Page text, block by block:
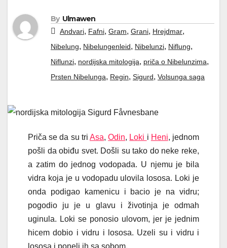
By Ulmawen
Andvari, Fafni, Gram, Grani, Hrejdmar,
Nibelung, Nibelungenleid, Nibelunzi, Niflung,
Niflunzi, nordijska mitologija, priča o Nibelunzima,
Prsten Nibelunga, Regin, Sigurd, Volsunga saga
Priča se da su tri Asa,Odin, Loki i Heni, jednom
pošli da obiđu svet. Došli su tako do neke reke,
a zatim do jednog vodopada. U njemu je bila
vidra koja je u vodopadu ulovila lososa. Loki je
onda podigao kamenicu i bacio je na vidru;
pogodio ju je u glavu i životinja je odmah
uginula. Loki se ponosio ulovom, jer je jednim
hicem dobio i vidru i lososa. Uzeli su i vidru i